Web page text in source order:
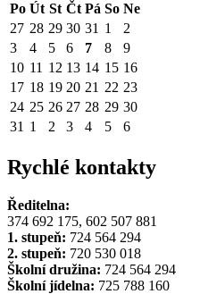
Po Út St Čt Pá So Ne
27 28 29 30 31 1
2
3
4 5 6 7 8
9
10 11 12 13 14 15 16
17 18 19 20 21 22 23
24 25 26 27 28 29 30
31 1 2 3 4 5 6
Rychlé kontakty
Ředitelna:
374 692 175, 602 507 881
1. stupeň: 724 564 294
2. stupeň: 720 530 018
Školní družina: 724 564 294
Školní jídelna: 725 788 160